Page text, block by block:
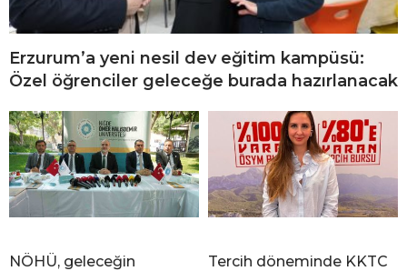
Erzurum’a yeni nesil dev eğitim kampüsü:
Özel öğrenciler geleceğe burada hazırlanacak
NÖHÜ, geleceğin
Tercih döneminde KKTC